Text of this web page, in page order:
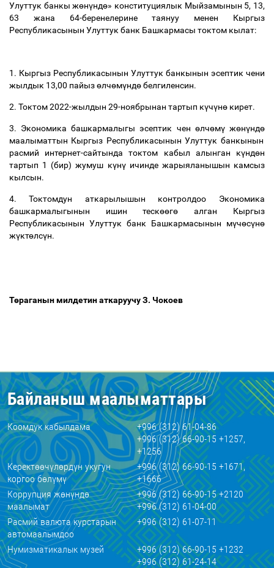
Улуттук банкы жөнүндө» конституциялык Мыйзамынын 5, 13,
63 жана 64-беренелерине таянуу менен Кыргыз
Республикасынын Улуттук банк Башкармасы токтом кылат:
1. Кыргыз Республикасынын Улуттук банкынын эсептик чени
жылдык 13,00 пайызөлчөмүндөбелгиленсин.
2. Токтом 2022-жылдын 29-ноябрынан тартып күчүнө кирет.
3. Экономика башкармалыгы эсептик чен өлчөмүжөнүндө
маалыматтын Кыргыз Республикасынын Улуттук банкынын
расмий интернет-сайтында токтом кабыл алынган күндөн
тартып 1 (бир) жумуш күнүичинде жарыяланышын камсыз
кылсын.
4. Токтомдун аткарылышын контролдоо Экономика
башкармалыгынын ишин тескөөгө алган Кыргыз
Республикасынын Улуттук банк Башкармасынын мүчөсүнө
жүктөлсүн.
Төраганын милдетин аткаруучу З. Чокоев
Байланыш маалыматтары
Коомдук кабылдама
+996 (312) 61-04-86
+996 (312) 66-90-15 +1257,
+1256
Керектөөчүлөрдүн укугун
коргоо бөлүмү
+996 (312) 66-90-15 +1671,
+1666
Коррупция жөнүндө
маалымат
+996 (312) 66-90-15 +2120
+996 (312) 61-04-00
Расмий валюта курстарын
автомаалымдоо
+996 (312) 61-07-11
Нумизматикалык музей
+996 (312) 66-90-15 +1232
+996 (312) 61-24-14